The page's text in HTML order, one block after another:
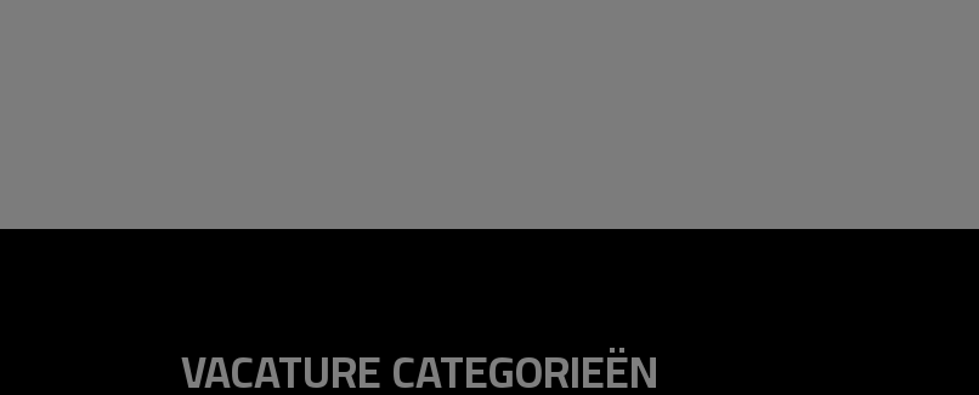
VACATURE CATEGORIEËN